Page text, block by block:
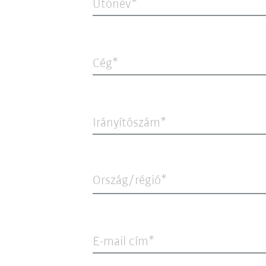
Utónév
Cég
Irányítószám
Ország/régió*
E-mail cím